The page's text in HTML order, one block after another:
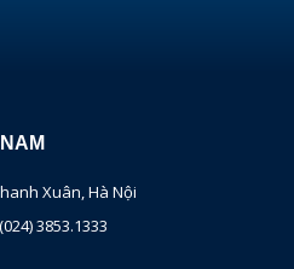
Xuân, Hà Nội
3853.1333